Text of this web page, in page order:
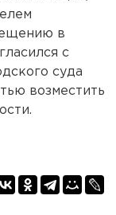
в
с
суда
возместить